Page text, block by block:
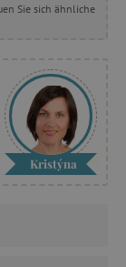
Sie sich ähnliche
Kristýna